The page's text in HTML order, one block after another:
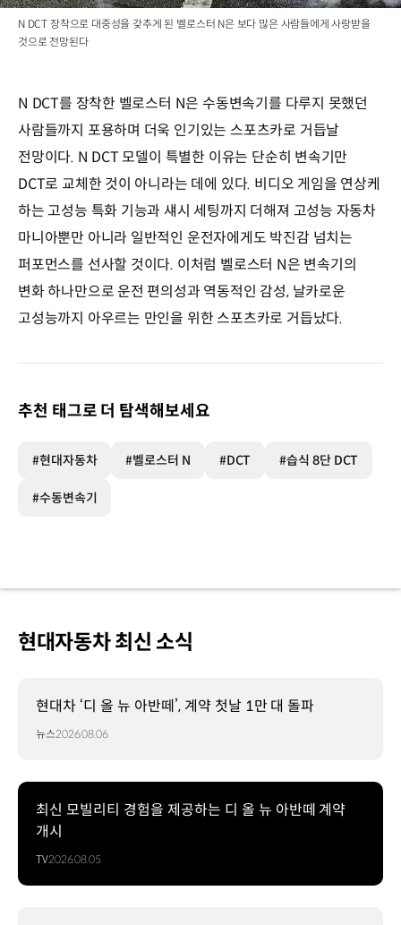
N DCT 장착으로 대중성을 갖추게 된 벨로스터 N은 보다 많은 사람들에게 사랑받을
것으로 전망된다
N DCT를 장착한 벨로스터 N은 수동변속기를 다루지 못했던
사람들까지 포용하며 더욱 인기있는 스포츠카로 거듭날
전망이다. N DCT 모델이 특별한 이유는 단순히 변속기만
DCT로 교체한 것이 아니라는 데에 있다. 비디오 게임을 연상케
하는 고성능 특화 기능과 섀시 세팅까지 더해져 고성능 자동차
마니아뿐만 아니라 일반적인 운전자에게도 박진감 넘치는
퍼포먼스를 선사할 것이다. 이처럼 벨로스터 N은 변속기의
변화 하나만으로 운전 편의성과 역동적인 감성, 날카로운
고성능까지 아우르는 만인을 위한 스포츠카로 거듭났다.
추천 태그로 더 탐색해보세요
#현대자동차 #벨로스터 N #DCT #습식 8단 DCT
#수동변속기
현대자동차 최신 소식
현대차 ‘디 올 뉴 아반떼’, 계약 첫날 1만 대 돌파
뉴스2026.08.06
최신 모빌리티 경험을 제공하는 디 올 뉴 아반떼 계약
개시
TV2026.08.05